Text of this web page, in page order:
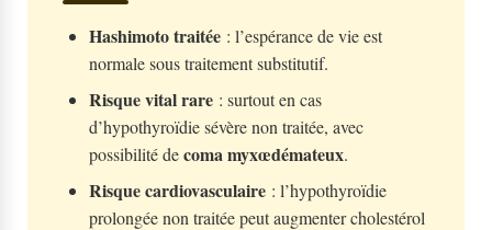
Hashimoto traitée : l’espérance de vie est
normale sous traitement substitutif.
Risque vital rare : surtout en cas
d’hypothyroïdie sévère non traitée, avec
possibilité decoma myxœdémateux.
Risque cardiovasculaire : l’hypothyroïdie
prolongée non traitée peut augmenter cholestérol